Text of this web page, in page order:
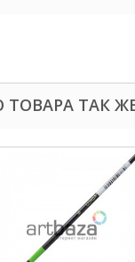
ТОВАРА ТАК